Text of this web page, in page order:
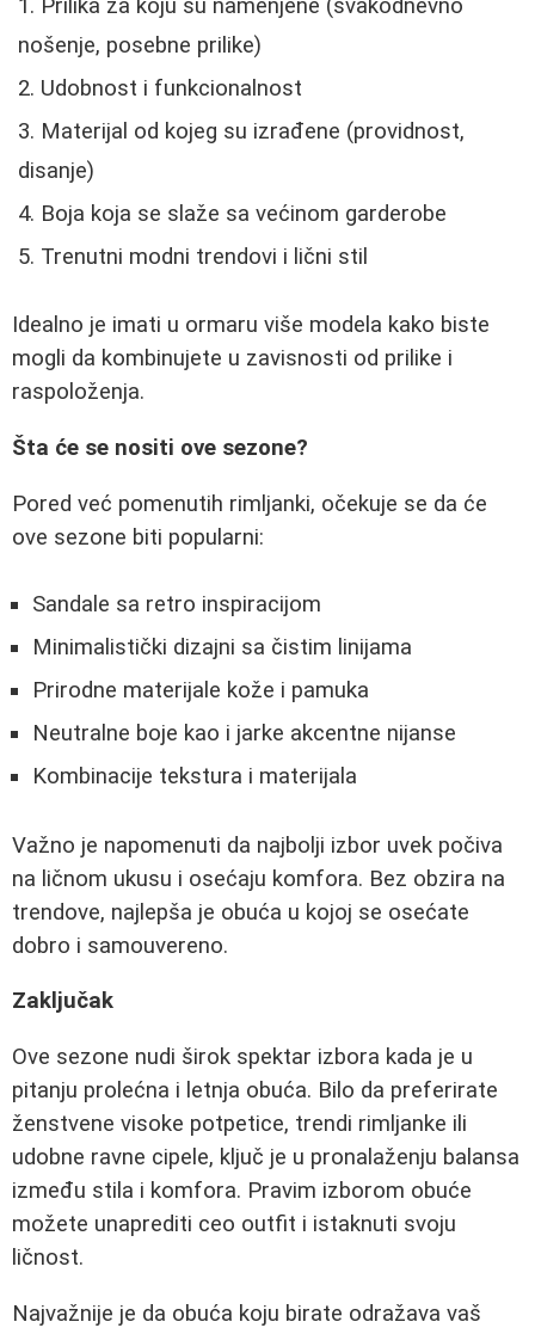
Prilika za koju su namenjene (svakodnevno
nošenje, posebne prilike)
Udobnost i funkcionalnost
Materijal od kojeg su izrađene (providnost,
disanje)
Boja koja se slaže sa većinom garderobe
Trenutni modni trendovi i lični stil
Idealno je imati u ormaru više modela kako biste
mogli da kombinujete u zavisnosti od prilike i
raspoloženja.
Šta će se nositi ove sezone?
Pored već pomenutih rimljanki, očekuje se da će
ove sezone biti popularni:
Sandale sa retro inspiracijom
Minimalistički dizajni sa čistim linijama
Prirodne materijale kože i pamuka
Neutralne boje kao i jarke akcentne nijanse
Kombinacije tekstura i materijala
Važno je napomenuti da najbolji izbor uvek počiva
na ličnom ukusu i osećaju komfora. Bez obzira na
trendove, najlepša je obuća u kojoj se osećate
dobro i samouvereno.
Zaključak
Ove sezone nudi širok spektar izbora kada je u
pitanju prolećna i letnja obuća. Bilo da preferirate
ženstvene visoke potpetice, trendi rimljanke ili
udobne ravne cipele, ključ je u pronalaženju balansa
između stila i komfora. Pravim izborom obuće
možete unaprediti ceo outfit i istaknuti svoju
ličnost.
Najvažnije je da obuća koju birate odražava vaš